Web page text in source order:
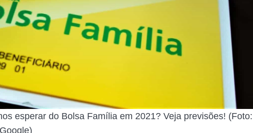
esperar do Bolsa Família em 2021? Veja previsões! (Foto: